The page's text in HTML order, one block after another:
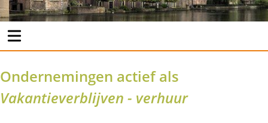
Ondernemingen actief als
Vakantieverblijven - verhuur